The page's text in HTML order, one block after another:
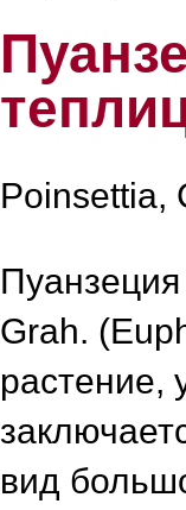
Grah.
растение,
вид